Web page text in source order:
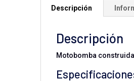
Descripción
Descripción
Motobomba